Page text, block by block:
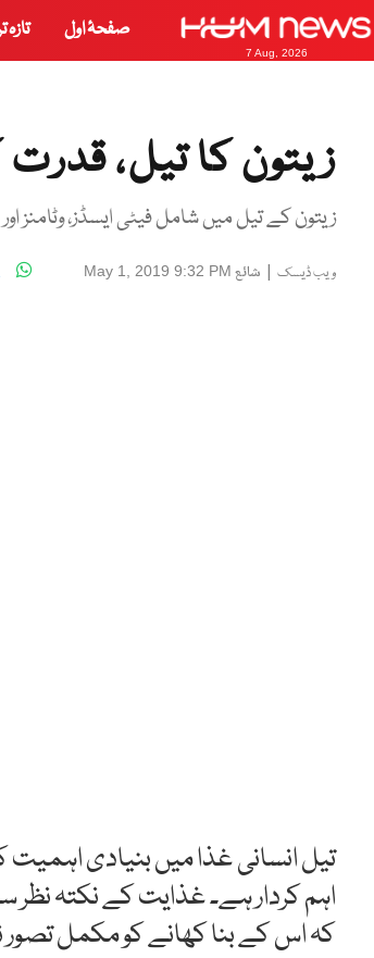
7 Aug, 2026
صفحۂ اول تازہ
زیتون کا تیل، قدرت
زیتون کے تیل میں شامل فیٹی ایسڈز،
ویب ڈیسک | شائع May 1, 2019 9:32 PM
تیل انسانی غذا میں بنیادی اہمیت
اہم کردار ہے۔ غذایت کے نکتہ
کہ اس کے بنا کھانے کو مکمل تصور